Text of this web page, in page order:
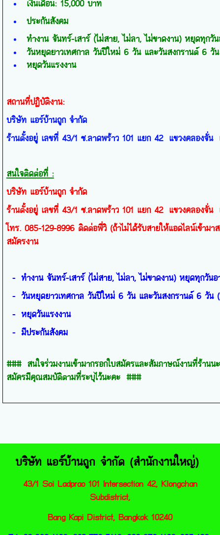
เงินเดือน: 15,000 บาท
ประกันสังคม
ทำงาน จันทร์-เสาร์ (ไม่สาย,ไม่ลา,ไม่ขาดงาน) หยุดทุกวั
วันหยุดยาวเทศกาล วันปีใหม่ 6 วัน และวันสงกรานต์6 วั
หยุดวันแรงงาน
สถานที่ปฏิบัติงาน:
บริษัท แอร์บ้านถูก จำกัด
ร้านตั้งอยู่ เลขที่ 43/1 ซ.ลาดพร้าว 101 แยก 42 แขวงคลองจั่น
สนใจติดต่อที่ :
บริษัท แอร์บ้านถูก จำกัด
ร้านตั้งอยู่ เลขที่ 43/1 ซ.ลาดพร้าว 101 แยก 42 แขวงคลองจั่
โทร. 085-129-8996 ติดต่อพี่วิ (ถ้าไม่ได้รับสายให้แอดไลน์เข้า
สมัครงาน
- ทำงาน จันทร์-เสาร์ (ไม่สาย, ไม่ลา, ไม่ขาดงาน) หยุดทุกวัน
- วันหยุดยาวเทศกาล วันปีใหม่ 6 วัน และวันสงกรานต์ 6 วัน
- หยุดวันแรงงาน
- มีประกันสังคม
### สนใจร่วมงานเข้ามากรอกใบสมัครและสัมภาษณ์งานที่ร้าน
สมัครมีคุณสมบัติตามที่ระบุไว้นะคะ ###
บริษัท แอร์บ้านถูก จำกัด (สำนักงานใหญ่)
43/1 Soi Ladprao 101 Intersection 42, Klongchan
Subdistrict,
Bang Kapi District, Bangkok 10240